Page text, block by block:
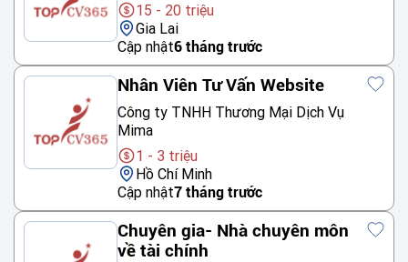
15 - 20 triệu
Gia Lai
Cập nhật6 tháng trước
Nhân Viên Tư Vấn Website
Công ty TNHH Thương Mại Dịch Vụ
Mima
1 - 3 triệu
Hồ Chí Minh
Cập nhật7 tháng trước
Chuyên gia- Nhà chuyên môn
về tài chính